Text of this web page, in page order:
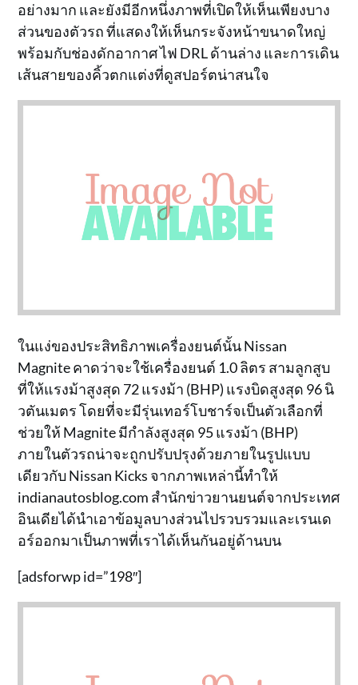
อย่างมาก และยังมีอีกหนึ่งภาพที่เปิดให้เห็นเพียงบาง
ส่วนของตัวรถ ที่แสดงให้เห็นกระจังหน้าขนาดใหญ่
พร้อมกับช่องดักอากาศ ไฟ DRL ด้านล่าง และการเดิน
เส้นสายของคิ้วตกแต่งที่ดูสปอร์ตน่าสนใจ
ในแง่ของประสิทธิภาพเครื่องยนต์นั้น Nissan
Magnite คาดว่าจะใช้เครื่องยนต์ 1.0 ลิตร สามลูกสูบ
ที่ให้แรงม้าสูงสุด 72 แรงม้า (BHP) แรงบิดสูงสุด 96 นิ
วตันเมตร โดยที่จะมีรุ่นเทอร์โบชาร์จเป็นตัวเลือกที่
ช่วยให้ Magnite มีกำลังสูงสุด 95 แรงม้า (BHP)
ภายในตัวรถน่าจะถูกปรับปรุงด้วยภายในรูปแบบ
เดียวกับ Nissan Kicks จากภาพเหล่านี้ทำให้
indianautosblog.com สำนักข่าวยานยนต์จากประเทศ
อินเดียได้นำเอาข้อมูลบางส่วนไปรวบรวมและเรนเด
อร์ออกมาเป็นภาพที่เราได้เห็นกันอยู่ด้านบน
[adsforwp id=”198″]